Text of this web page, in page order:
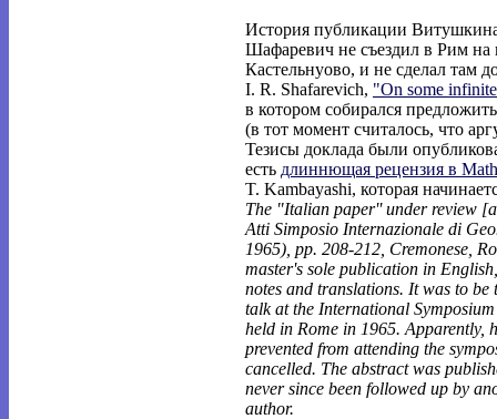
История публикации
Шафаревич не съездил в Рим
Кастельнуово, и не сделал там
I. R. Shafarevich, "On some
в котором собирался
(в тот момент считалось, что
Тезисы доклада были
есть длиннющая рецензия в
T. Kambayashi, которая
The "Italian paper'' under review
Atti Simposio Internazionale di
1965), pp. 208-212, Cremonese,
master's sole publication in
notes and translations. It was to be
talk at the International
held in Rome in 1965. Apparently,
prevented from attending the
cancelled. The abstract was
never since been followed up by
author.